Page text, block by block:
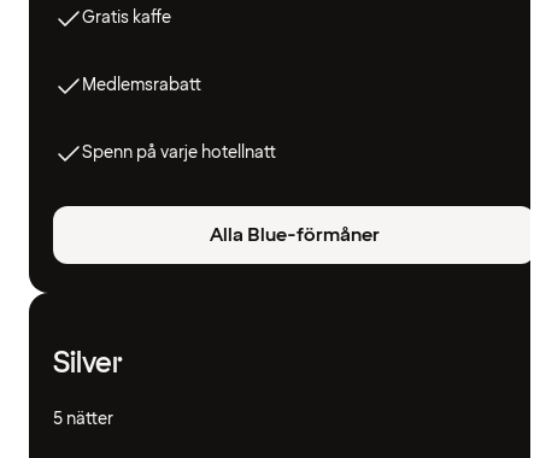
Gratis kaffe
Medlemsrabatt
Spenn på varje hotellnatt
Alla Blue-förmåner
Silver
5 nätter